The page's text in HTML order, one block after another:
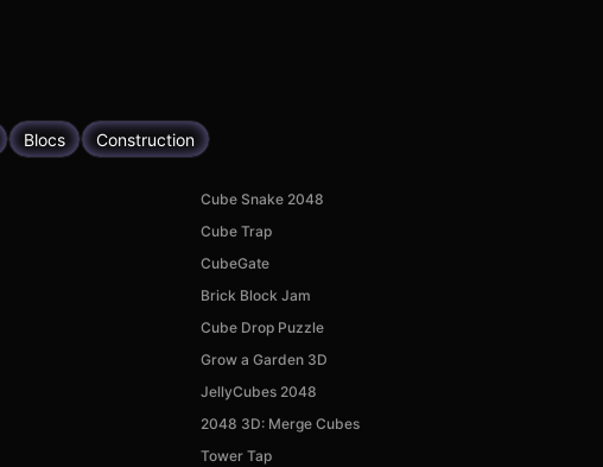
Blocs Construction
Cube Snake 2048
Cube Trap
CubeGate
Brick Block Jam
Cube Drop Puzzle
Grow a Garden 3D
JellyCubes 2048
2048 3D: Merge Cubes
Tower Tap